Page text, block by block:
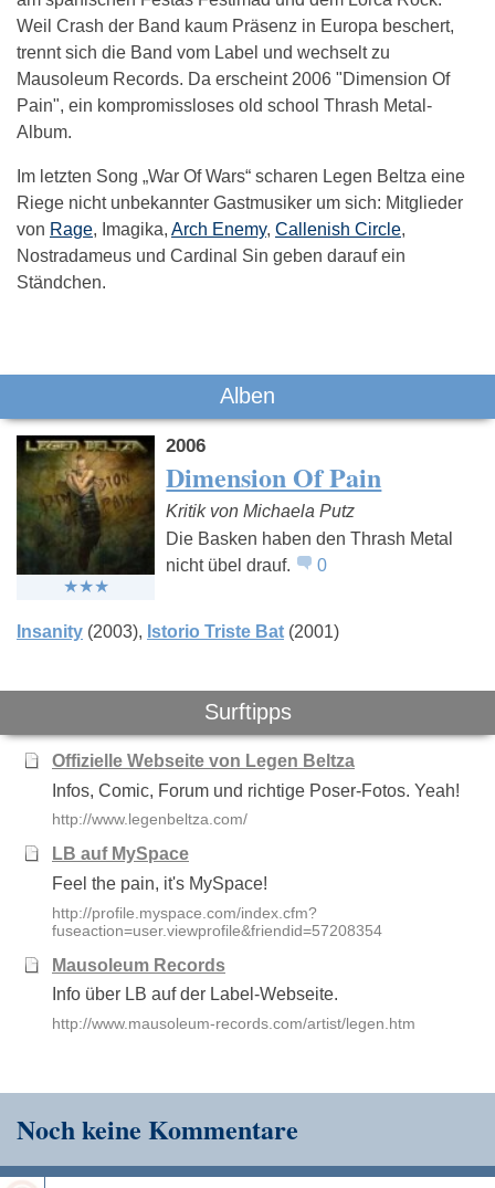
Weil Crash der Band kaum Präsenz in Europa beschert,
trennt sich die Band vom Label und wechselt zu
Mausoleum Records. Da erscheint 2006 "Dimension Of
Pain", ein kompromissloses old school Thrash Metal-
Album.
Im letzten Song „War Of Wars“ scharen Legen Beltza eine
Riege nicht unbekannter Gastmusiker um sich: Mitglieder
von Rage, Imagika, Arch Enemy, Callenish Circle,
Nostradameus und Cardinal Sin geben darauf ein
Ständchen.
Das könnte Dich auch interessieren:
Def Leppard
Five Finger
Alben
2006
Dimension Of Pain
Kritik von Michaela Putz
Die Basken haben den Thrash Metal
nicht übel drauf.
0
Insanity (2003) Istorio Triste Bat (2001)
Surftipps
Offizielle Webseite von Legen Beltza
Infos, Comic, Forum und richtige Poser-Fotos. Yeah!
http://www.legenbeltza.com/
LB auf MySpace
Feel the pain, it's MySpace!
http://profile.myspace.com/index.cfm?
fuseaction=user.viewprofile&friendid=57208354
Mausoleum Records
Info über LB auf der Label-Webseite.
http://www.mausoleum-records.com/artist/legen.htm
Noch keine Kommentare